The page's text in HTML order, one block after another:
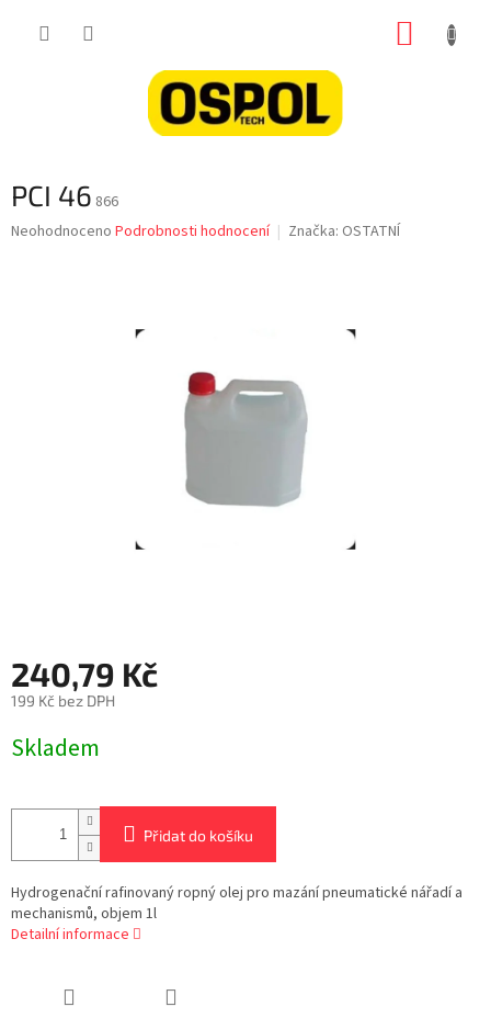
PCI 46 866
Průměrné
Neohodnoceno Podrobnosti hodnocení Značka: OSTATNÍ
240,79 Kč
199 Kč bez DPH
cena:
Skladem
Přidat do košíku
Hydrogenační rafinovaný ropný olej pro mazání pneumatické nářadí a
mechanismů, objem 1l
Detailní informace